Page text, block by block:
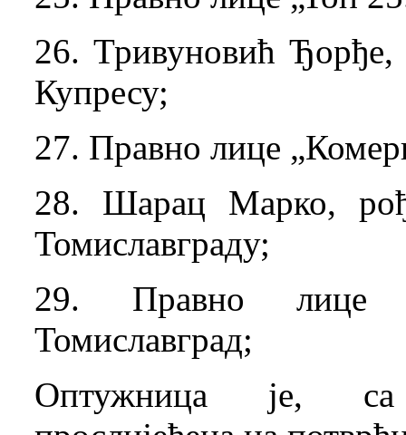
26. Тривуновић
Купресу;
27. Правно лице
28. Шарац Марко,
Томиславграду;
29. Правно лице
Томиславград;
Оптужница је, са